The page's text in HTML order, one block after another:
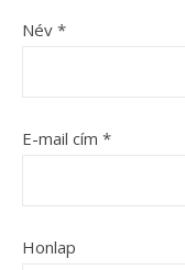
Név *
E-mail cím *
Honlap